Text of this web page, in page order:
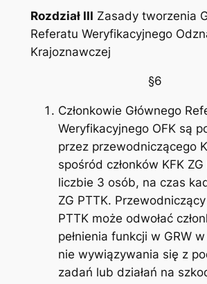
Rozdział III Zasady tworzenia
Referatu Weryfikacyjnego
Krajoznawczej
§6
Członkowie Głównego
Weryfikacyjnego OFK są
przez przewodniczącego
spośród członków KFK
liczbie 3 osób, na czas
ZG PTTK. Przewodniczący
PTTK może odwołać
pełnienia funkcji w GRW
nie wywiązywania się z
zadań lub działań na